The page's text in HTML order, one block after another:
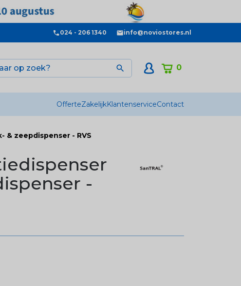
024 - 206 1340 info@noviostores.nl
0

OfferteZakelijkKlantenserviceContact
& zeepdispenser - RVS
-